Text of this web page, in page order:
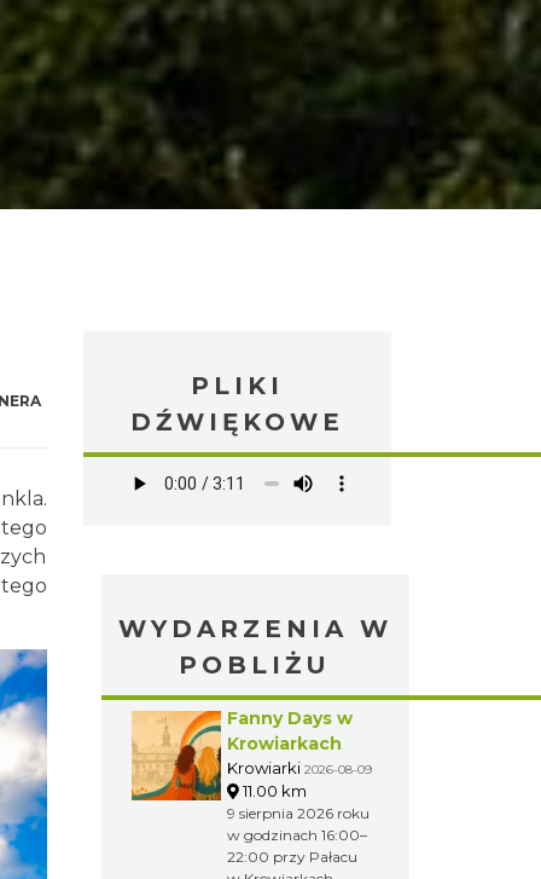
PLIKI
DŹWIĘKOWE
WYDARZENIA W
POBLIŻU
Fanny Days w
Krowiarkach
Krowiarki 2026-08-09
11.00 km
9 sierpnia 2026 roku
w godzinach 16:00–
22:00 przy Pałacu